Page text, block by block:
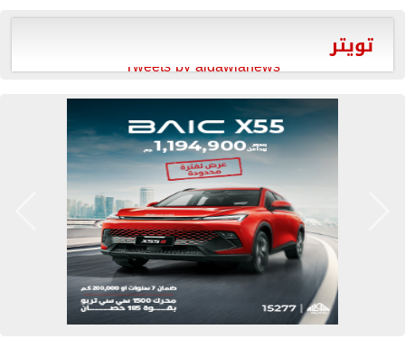
تويتر
Tweets by aldawlanews